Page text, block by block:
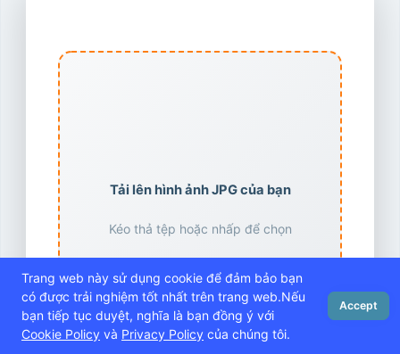
Trang web này sử dụng cookie để đảm bảo bạn
có được trải nghiệm tốt nhất trên trang web.Nếu
bạn tiếp tục duyệt, nghĩa là bạn đồng ý với
Cookie Policy và Privacy Policy của chúng tôi.
Accept
Tải lên hình ảnh JPG của bạn
Kéo thả tệp hoặc nhấp để chọn
Hỗ trợ định dạng: JPG, JPEG (tối đa 10MB)
Chọn tệp JPG
Trang chủ Blog Cài đặt Đăng nhập